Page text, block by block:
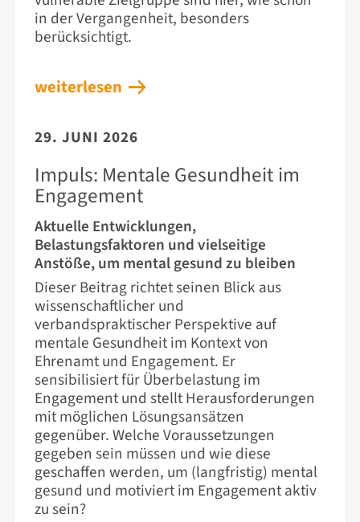
in der Vergangenheit, besonders
berücksichtigt.
weiterlesen
29. JUNI 2026
Impuls: Mentale Gesundheit im
Engagement
Aktuelle Entwicklungen,
Belastungsfaktoren und vielseitige
Anstöße, um mental gesund zu bleiben
Dieser Beitrag richtet seinen Blick aus
wissenschaftlicher und
verbandspraktischer Perspektive auf
mentale Gesundheit im Kontext von
Ehrenamt und Engagement. Er
sensibilisiert für Überbelastung im
Engagement und stellt Herausforderungen
mit möglichen Lösungsansätzen
gegenüber. Welche Voraussetzungen
gegeben sein müssen und wie diese
geschaffen werden, um (langfristig) mental
gesund und motiviert im Engagement aktiv
zu sein?